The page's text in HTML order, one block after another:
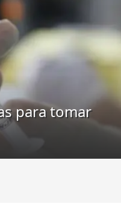
para tomar